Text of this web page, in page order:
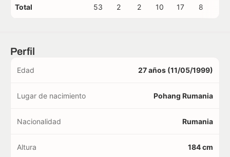
Total 53 2 2 10 17 8
Perfil
Edad 27 años (11/05/1999)
Lugar de nacimiento Pohang Rumania
Nacionalidad Rumania
Altura 184 cm